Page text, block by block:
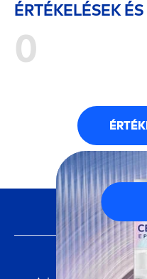
ÉRTÉKELÉSEK
0
FONTOS